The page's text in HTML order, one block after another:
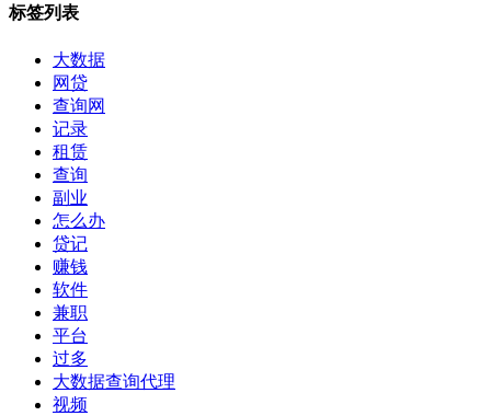
标签列表
大数据
网贷
查询网
记录
租赁
查询
副业
怎么办
贷记
赚钱
软件
兼职
平台
过多
大数据查询代理
视频